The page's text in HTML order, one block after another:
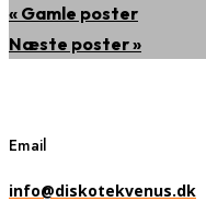
« Gamle poster
Næste poster »
DJ
Email
info@diskotekvenus.dk